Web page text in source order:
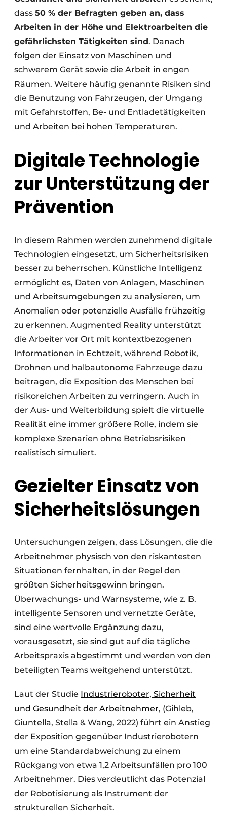
dass 50 % der Befragten geben an, dass
Arbeiten in der Höhe und Elektroarbeiten die
gefährlichsten Tätigkeiten sind. Danach
folgen der Einsatz von Maschinen und
schwerem Gerät sowie die Arbeit in engen
Räumen. Weitere häufig genannte Risiken sind
die Benutzung von Fahrzeugen, der Umgang
mit Gefahrstoffen, Be- und Entladetätigkeiten
und Arbeiten bei hohen Temperaturen.
Digitale Technologie
zur Unterstützung der
Prävention
In diesem Rahmen werden zunehmend digitale
Technologien eingesetzt, um Sicherheitsrisiken
besser zu beherrschen. Künstliche Intelligenz
ermöglicht es, Daten von Anlagen, Maschinen
und Arbeitsumgebungen zu analysieren, um
Anomalien oder potenzielle Ausfälle frühzeitig
zu erkennen. Augmented Reality unterstützt
die Arbeiter vor Ort mit kontextbezogenen
Informationen in Echtzeit, während Robotik,
Drohnen und halbautonome Fahrzeuge dazu
beitragen, die Exposition des Menschen bei
risikoreichen Arbeiten zu verringern. Auch in
der Aus- und Weiterbildung spielt die virtuelle
Realität eine immer größere Rolle, indem sie
komplexe Szenarien ohne Betriebsrisiken
realistisch simuliert.
Gezielter Einsatz von
Sicherheitslösungen
Untersuchungen zeigen, dass Lösungen, die die
Arbeitnehmer physisch von den riskantesten
Situationen fernhalten, in der Regel den
größten Sicherheitsgewinn bringen.
Überwachungs- und Warnsysteme, wie z. B.
intelligente Sensoren und vernetzte Geräte,
sind eine wertvolle Ergänzung dazu,
vorausgesetzt, sie sind gut auf die tägliche
Arbeitspraxis abgestimmt und werden von den
beteiligten Teams weitgehend unterstützt.
Laut der Studie Industrieroboter, Sicherheit
und Gesundheit der Arbeitnehmer, (Gihleb,
Giuntella, Stella & Wang, 2022) führt ein Anstieg
der Exposition gegenüber Industrierobotern
um eine Standardabweichung zu einem
Rückgang von etwa 1,2 Arbeitsunfällen pro 100
Arbeitnehmer. Dies verdeutlicht das Potenzial
der Robotisierung als Instrument der
strukturellen Sicherheit.